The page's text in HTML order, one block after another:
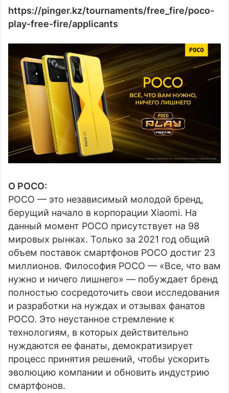
https://pinger.kz/tournaments/free_fire/poco-
play-free-fire/applicants
О POCO:
POCO — это независимый молодой бренд,
берущий начало в корпорации Xiaomi. На
данный момент POCO присутствует на 98
мировых рынках. Только за 2021 год общий
объем поставок смартфонов POCO достиг 23
миллионов. Философия POCO — «Все, что вам
нужно и ничего лишнего» — побуждает бренд
полностью сосредоточить свои исследования
и разработки на нуждах и отзывах фанатов
POCO. Это неустанное стремление к
технологиям, в которых действительно
нуждаются ее фанаты, демократизирует
процесс принятия решений, чтобы ускорить
эволюцию компании и обновить индустрию
смартфонов.